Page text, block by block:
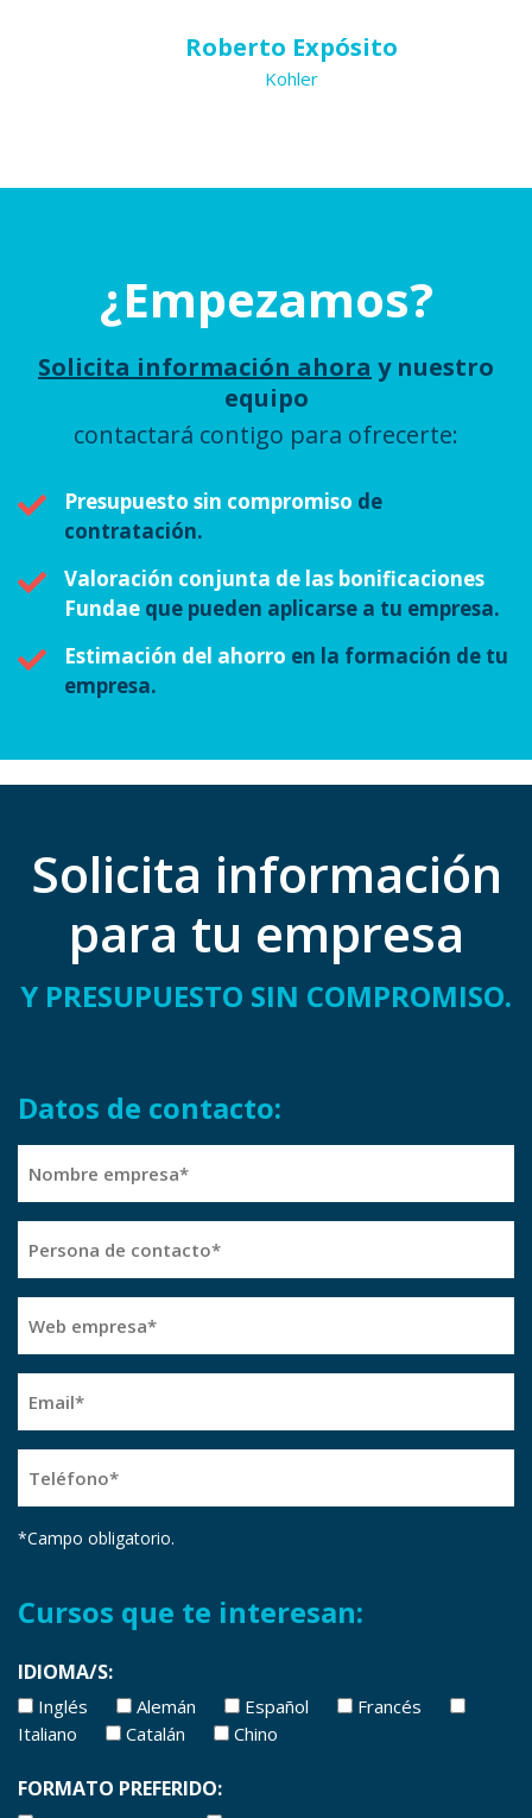
Roberto Expósito
Kohler
¿Empezamos?
Solicita información ahora y nuestro
equipo
contactará contigo para ofrecerte:
Presupuesto sin compromiso de
contratación.
Valoración conjunta de las bonificaciones
Fundae que pueden aplicarse a tu empresa.
Estimación del ahorro en la formación de tu
empresa.
Solicita información
para tu empresa
Y PRESUPUESTO SIN COMPROMISO.
Datos de contacto:
empresa
(Obligatorio)
de
contacto
(Obligatorio)
empresa
(Obligatorio)
(Obligatorio)
(Obligatorio)
*Campo obligatorio.
Cursos que te interesan:
IDIOMA/S:
Inglés Alemán Español
Francés
Italiano
Catalán Chino
FORMATO PREFERIDO: